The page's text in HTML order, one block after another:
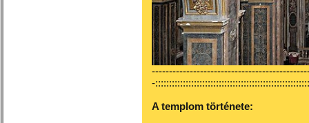
-
A templom története: